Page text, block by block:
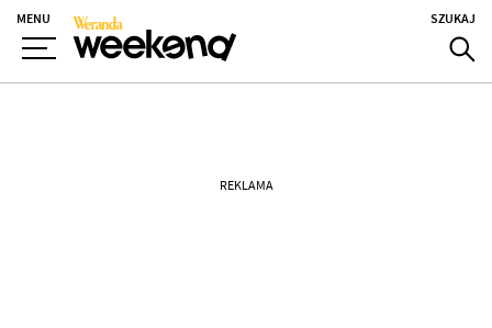
MENU SZUKAJ
REKLAMA